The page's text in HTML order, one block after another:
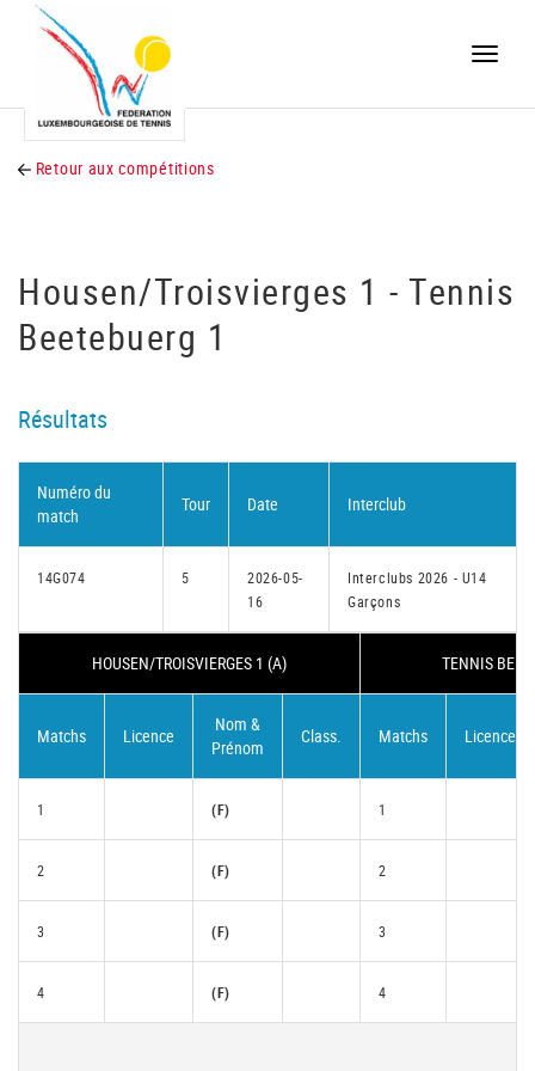
Toggle
Retour aux compétitions
Housen/Troisvierges 1 - Tennis
Beetebuerg 1
Résultats
Numéro du
match
Tour Date Interclub
14G074 5
2026-05-
16
Interclubs 2026 - U14
Garçons
HOUSEN/TROISVIERGES 1 (A) TENNIS
Matchs Licence
Nom &
Prénom
Class. Matchs Licence
1 (F) 1
2 (F) 2
3 (F) 3
4 (F) 4